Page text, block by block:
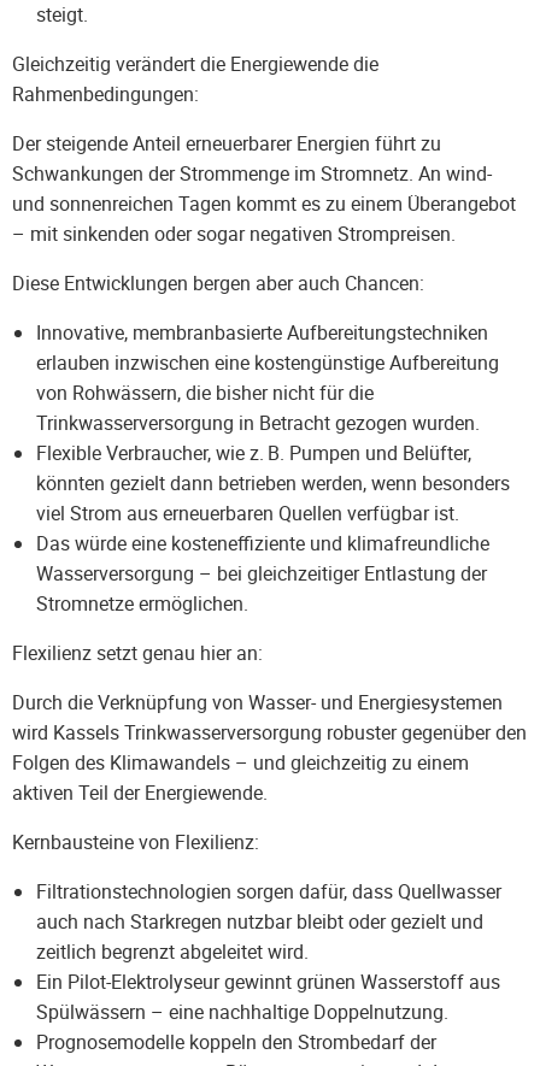
steigt.
Gleichzeitig verändert die Energiewende die
Rahmenbedingungen:
Der steigende Anteil erneuerbarer Energien führt zu
Schwankungen der Strommenge im Stromnetz. An wind-
und sonnenreichen Tagen kommt es zu einem Überangebot
– mit sinkenden oder sogar negativen Strompreisen.
Diese Entwicklungen bergen aber auch Chancen:
Innovative, membranbasierte Aufbereitungstechniken
erlauben inzwischen eine kostengünstige Aufbereitung
von Rohwässern, die bisher nicht für die
Trinkwasserversorgung in Betracht gezogen wurden.
Flexible Verbraucher, wie z. B. Pumpen und Belüfter,
könnten gezielt dann betrieben werden, wenn besonders
viel Strom aus erneuerbaren Quellen verfügbar ist.
Das würde eine kosteneffiziente und klimafreundliche
Wasserversorgung – bei gleichzeitiger Entlastung der
Stromnetze ermöglichen.
Flexilienz setzt genau hier an:
Durch die Verknüpfung von Wasser- und Energiesystemen
wird Kassels Trinkwasserversorgung robuster gegenüber den
Folgen des Klimawandels – und gleichzeitig zu einem
aktiven Teil der Energiewende.
Kernbausteine von Flexilienz:
Filtrationstechnologien sorgen dafür, dass Quellwasser
auch nach Starkregen nutzbar bleibt oder gezielt und
zeitlich begrenzt abgeleitet wird.
Ein Pilot-Elektrolyseur gewinnt grünen Wasserstoff aus
Spülwässern – eine nachhaltige Doppelnutzung.
Prognosemodelle koppeln den Strombedarf der